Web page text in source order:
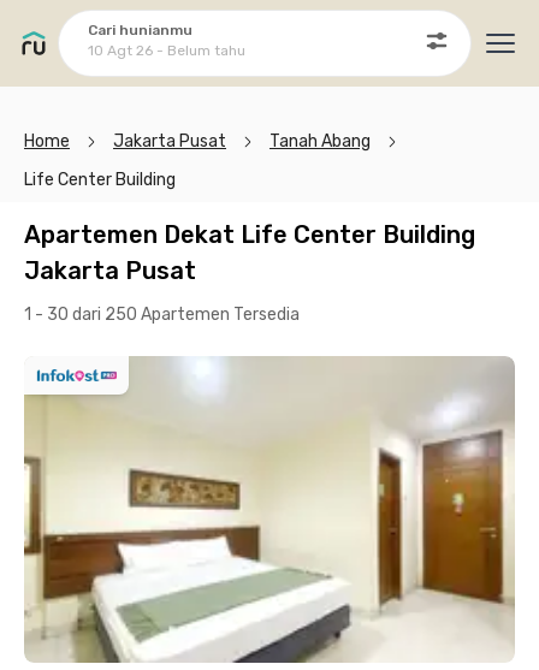
Cari hunianmu
10 Agt 26 - Belum tahu
Home Jakarta Pusat
Tanah Abang
Life Center Building
Apartemen Dekat Life Center Building
Jakarta Pusat
1 - 30 dari 250 Apartemen Tersedia